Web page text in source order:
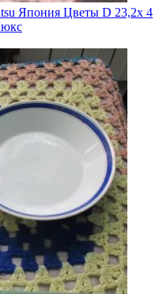
Япония Цветы D 23,2х 4